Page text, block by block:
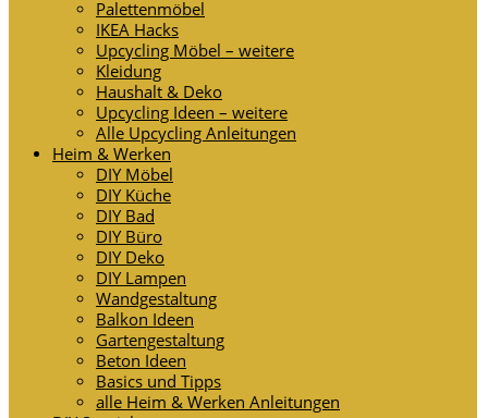
Palettenmöbel
IKEA Hacks
Upcycling Möbel – weitere
Kleidung
Haushalt & Deko
Upcycling Ideen – weitere
Alle Upcycling Anleitungen
Heim & Werken
DIY Möbel
DIY Küche
DIY Bad
DIY Büro
DIY Deko
DIY Lampen
Wandgestaltung
Balkon Ideen
Gartengestaltung
Beton Ideen
Basics und Tipps
alle Heim & Werken Anleitungen